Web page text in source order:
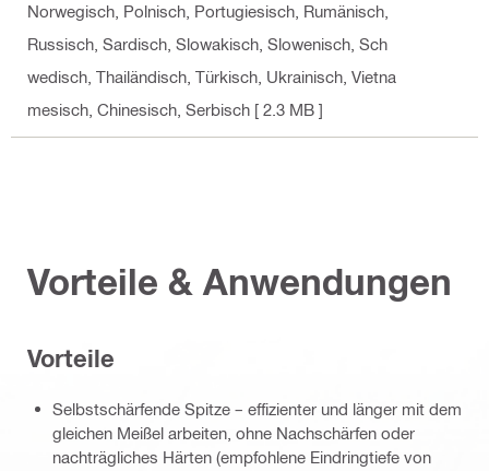
Norwegisch, Polnisch, Portugiesisch, Rumänisch,
Russisch, Sardisch, Slowakisch, Slowenisch, Sch
wedisch, Thailändisch, Türkisch, Ukrainisch, Vietna
mesisch, Chinesisch, Serbisch [ 2.3 MB ]
Vorteile & Anwendungen
Vorteile
Selbstschärfende Spitze – effizienter und länger mit dem
gleichen Meißel arbeiten, ohne Nachschärfen oder
nachträgliches Härten (empfohlene Eindringtiefe von